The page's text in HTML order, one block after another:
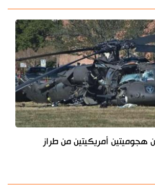
هجوميتين أمريكيتين من طراز